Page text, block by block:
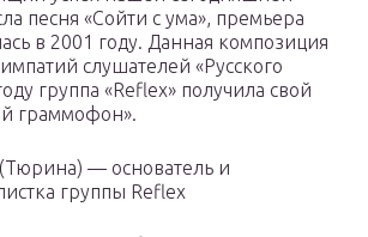
песня «Сойти с ума», премьера
в 2001 году. Данная композиция
слушателей «Русского
группа «Reflex» получила свой
граммофон».
— основатель и
группы Reflex